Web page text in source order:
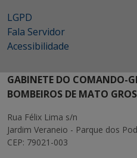
LGPD
Fala Servidor
Acessibilidade
GABINETE DO COMANDO-
BOMBEIROS DE MATO
Rua Félix Lima s/n
Jardim Veraneio - Parque dos
CEP: 79021-003